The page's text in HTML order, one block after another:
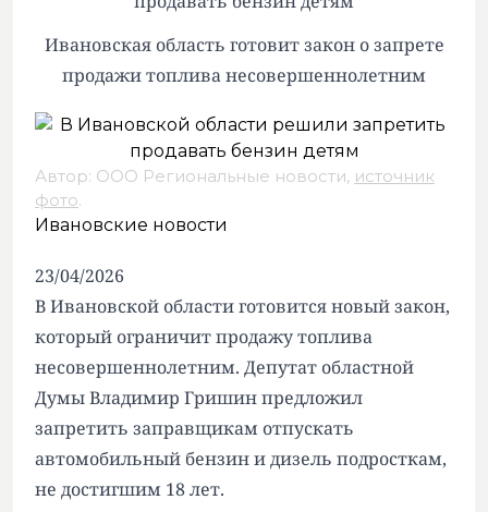
Ивановская область готовит закон о запрете
продажи топлива несовершеннолетним
Автор: ООО Региональные новости, источник
фото.
Ивановские новости
23/04/2026
В Ивановской области готовится новый закон,
который ограничит продажу топлива
несовершеннолетним. Депутат областной
Думы Владимир Гришин предложил
запретить заправщикам отпускать
автомобильный бензин и дизель подросткам,
не достигшим 18 лет.